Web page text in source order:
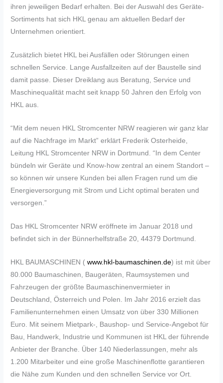
ihren jeweiligen Bedarf erhalten. Bei der Auswahl des Geräte-
Sortiments hat sich HKL genau am aktuellen Bedarf der
Unternehmen orientiert.
Zusätzlich bietet HKL bei Ausfällen oder Störungen einen
schnellen Service. Lange Ausfallzeiten auf der Baustelle sind
damit passe. Dieser Dreiklang aus Beratung, Service und
Maschinequalität macht seit knapp 50 Jahren den Erfolg von
HKL aus.
“Mit dem neuen HKL Stromcenter NRW reagieren wir ganz klar
auf die Nachfrage im Markt” erklärt Frederik Osterheide,
Leitung HKL Stromcenter NRW in Dortmund. “In dem Center
bündeln wir Geräte und Know-how zentral an einem Standort –
so können wir unsere Kunden bei allen Fragen rund um die
Energieversorgung mit Strom und Licht optimal beraten und
versorgen.”
Das HKL Stromcenter NRW eröffnete im Januar 2018 und
befindet sich in der Bünnerhelfstraße 20, 44379 Dortmund.
HKL BAUMASCHINEN (www.hkl-baumaschinen.de) ist mit über
80.000 Baumaschinen, Baugeräten, Raumsystemen und
Fahrzeugen der größte Baumaschinenvermieter in
Deutschland, Österreich und Polen. Im Jahr 2016 erzielt das
Familienunternehmen einen Umsatz von über 330 Millionen
Euro. Mit seinem Mietpark-, Baushop- und Service-Angebot für
Bau, Handwerk, Industrie und Kommunen ist HKL der führende
Anbieter der Branche. Über 140 Niederlassungen, mehr als
1.200 Mitarbeiter und eine große Maschinenflotte garantieren
die Nähe zum Kunden und den schnellen Service vor Ort.